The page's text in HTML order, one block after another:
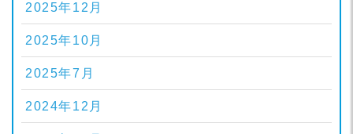
2025年12月
2025年10月
2025年7月
2024年12月